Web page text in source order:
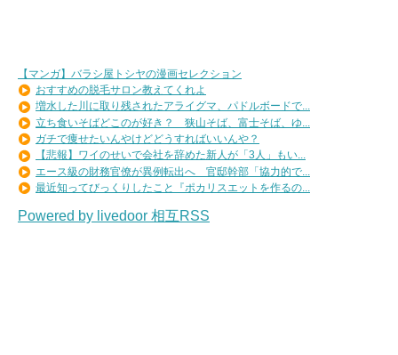
【マンガ】バラシ屋トシヤの漫画セレクション
おすすめの脱毛サロン教えてくれよ
増水した川に取り残されたアライグマ、パドルボードで...
立ち食いそばどこのが好き？ 狭山そば、富士そば、ゆ...
ガチで痩せたいんやけどどうすればいいんや？
【悲報】ワイのせいで会社を辞めた新人が「3人」もい...
エース級の財務官僚が異例転出へ 官邸幹部「協力的で...
最近知ってびっくりしたこと『ポカリスエットを作るの...
Powered by livedoor 相互RSS